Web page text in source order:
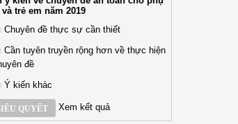
trẻ em năm 2019
Chuyên đề thực sự cần thiết
Cần tuyên truyền rộng hơn về thực hiện
đề
Ý kiến khác
QUYẾT Xem kết quả